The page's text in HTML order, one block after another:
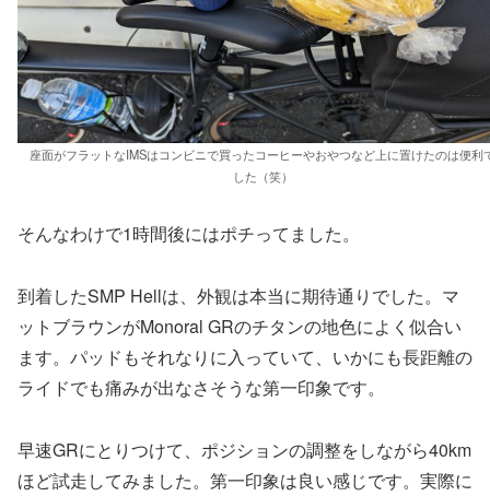
座面がフラットなIMSはコンビニで買ったコーヒーやおやつなど上に置けたのは便利
した（笑）
そんなわけで1時間後にはポチってました。
到着したSMP Hellは、外観は本当に期待通りでした。マ
ットブラウンがMonoral GRのチタンの地色によく似合い
ます。パッドもそれなりに入っていて、いかにも長距離の
ライドでも痛みが出なさそうな第一印象です。
早速GRにとりつけて、ポジションの調整をしながら40km
ほど試走してみました。第一印象は良い感じです。実際に